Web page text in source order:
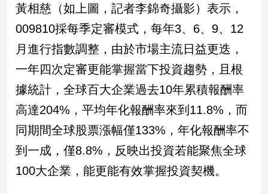
娛
星
行/
時
尚
追
星
黃相慈（如上圖，記者李錦奇攝影）表示，
009810採每季定審模式，每年3、6、9、12
月進行指數調整，由於市場主流日益更迭，
一年四次定審更能掌握當下投資趨勢，且根
據統計，全球百大企業過去10年累積報酬率
高達204%，平均年化報酬率來到11.8%，而
同期間全球股票漲幅僅133%，年化報酬率不
到一成，僅8.8%，反映出投資若能聚焦全球
100大企業，能更能有效掌握投資契機。